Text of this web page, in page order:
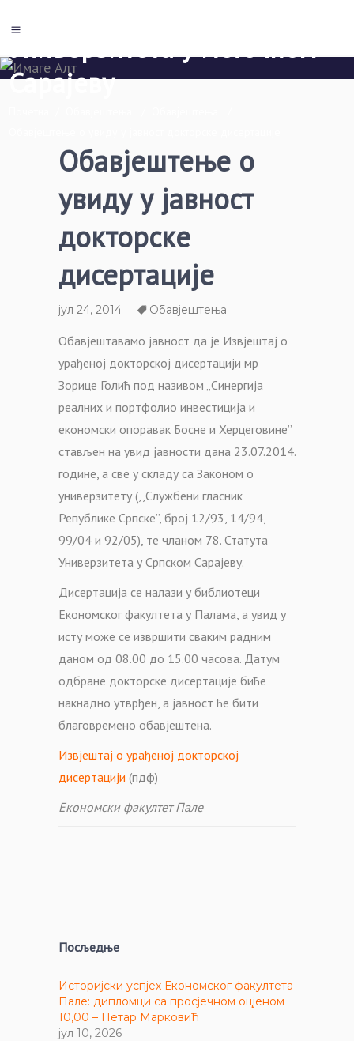
Сарајеву
Обавјештење о
увиду у јавност
докторске
дисертације
јул 24, 2014 Обавјештења
Обавјештавамо јавност да је Извјештај о
урађеној докторској дисертацији мр
Зорице Голић под називом „Синергија
реалних и портфолио инвестиција и
економски опоравак Босне и Херцеговине”
стављен на увид јавности дана 23.07.2014.
године, а све у складу са Законом о
универзитету (,,Службени гласник
Републике Српске”, број 12/93, 14/94,
99/04 и 92/05), те чланом 78. Статута
Универзитета у Српском Сарајеву.
Дисертација се налази у библиотеци
Економског факултета у Палама, а увид у
исту може се извршити сваким радним
даном од 08.00 до 15.00 часова. Датум
одбране докторске дисертације биће
накнадно утврђен, а јавност ће бити
благовремено обавјештена.
Извјештај о урађеној докторској
дисертацији (пдф)
Економски факултет Пале
Посљедње
Историјски успјех Економског факултета
Пале: дипломци са просјечном оцјеном
10,00 – Петар Марковић
јул 10, 2026